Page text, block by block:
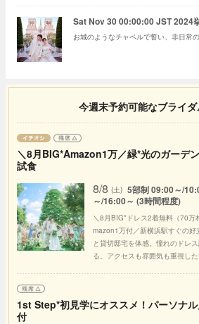
Sat Nov 30 00:00:00 JST 2024
お城のようなチャペルで誓い、非日常
今週末予約可能なブライ
＼8月BIG*Amazon1万／緑*光のガーデ
試食
8/8 (土) 5部制 09:00～/
～/16:00～ (3時間程度)
＼8月BIG*ドレス2着無料（70万
mazon1万付／新横浜駅すぐの好
と貸切邸宅を体感。憧れのドレ
る。アクセスも雰囲気も重視した
1st Step*初見学にオススメ！パーソナ
付